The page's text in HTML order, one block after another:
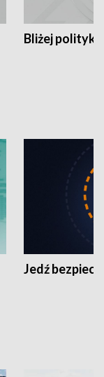
Bliżej polityki
Jedź